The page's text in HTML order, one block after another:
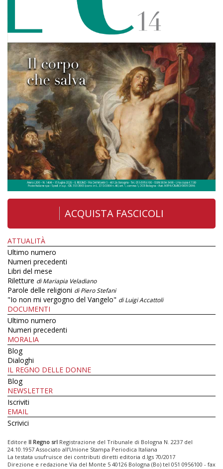
ACQUISTA FASCICOLI
ATTUALITÀ
Ultimo numero
Numeri precedenti
Libri del mese
Riletture di Mariapia Veladiano
Parole delle religioni di Piero Stefani
"Io non mi vergogno del Vangelo" di Luigi Accattoli
DOCUMENTI
Ultimo numero
Numeri precedenti
MORALIA
Blog
Dialoghi
IL REGNO DELLE DONNE
Blog
NEWSLETTER
Iscriviti
EMAIL
Scrivici
Editore Il Regno srl Registrazione del Tribunale di Bologna N. 2237 del
24.10.1957 Associato all’Unione Stampa Periodica Italiana
La testata usufruisce dei contributi diretti editoria d.lgs 70/2017
Direzione e redazione Via del Monte 5 40126 Bologna (Bo) tel 051 0956100 - fax